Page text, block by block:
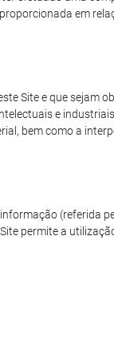
em
Site e que sejam
e
bem como a
(referida
permite a